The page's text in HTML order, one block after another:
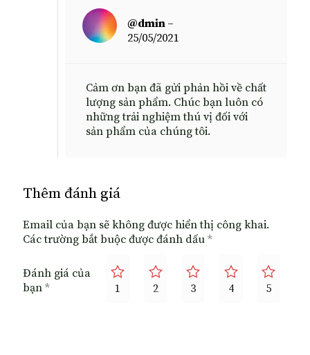
@dmin –
25/05/2021
Cảm ơn bạn đã gửi phản hồi về chất
lượng sản phẩm. Chúc bạn luôn có
những trải nghiệm thú vị đối với
sản phẩm của chúng tôi.
Thêm đánh giá
Email của bạn sẽ không được hiển thị công khai.
Các trường bắt buộc được đánh dấu *
Đánh giá của
bạn * 1 2 3 4 5